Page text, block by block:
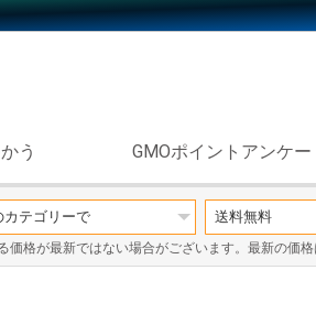
う GMOポイントアンケー
価格が最新ではない場合がございます。最新の価